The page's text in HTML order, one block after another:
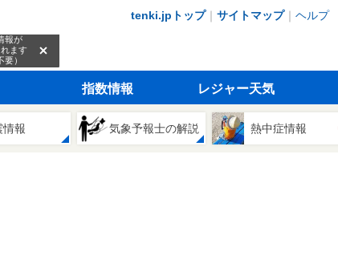
tenki.jpトップ｜ サイトマップ｜ ヘルプ
報が
ます
要）
指数情報 レジャー天気
情報 気象予報士の解説 熱中症情報